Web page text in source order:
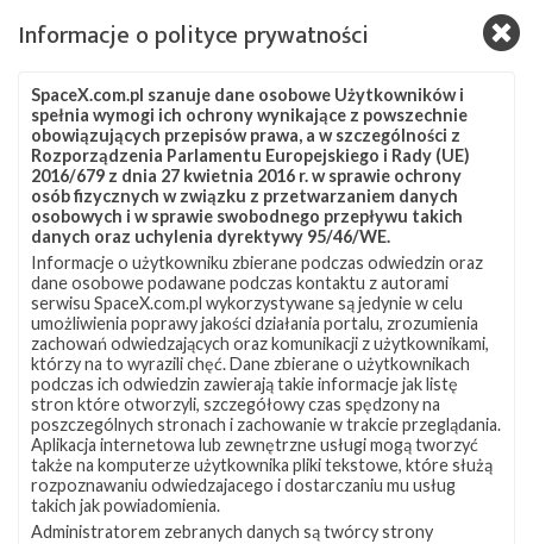
Test statyczny przed misją przeprowadzono 12
listopada. Rakieta została ustawiona na platformie
startowej, a jej zbiorniki wypełniono paliwem (RP-1) i
ciekłym tlenem (LOX). Następnie uruchomiono na około
6 sekund dziewięć silników Merlin 1D w pierwszym
stopniu rakiety, przy czym rakieta była ciągle
utrzymywana na stanowisku startowym. Po tym
zbiorniki zostały opróżnione, a rakieta wróciła do
hangaru, gdzie na jej szczycie zainstalowano ładunek,
który wyniesie w kosmos. Tym razem test statyczny był
nieco dłuższy niż zazwyczaj. Typowe odpalenie silników
trwa około 3,5 sekundy. Nie wiadomo, dlaczego tym
razem zdecydowano się na kilka dodatkowych sekund
testu. Możliwe, że test przedłużono na życzenie klienta.
Start z misją Zuma będzie prawdopodobnie ostatnim
Informacje o polityce prywatności
SpaceX.com.pl szanuje dane osobowe Użytkowników i
spełnia wymogi ich ochrony wynikające z powszechnie
obowiązujących przepisów prawa, a w szczególności z
Rozporządzenia Parlamentu Europejskiego i Rady (UE)
2016/679 z dnia 27 kwietnia 2016 r. w sprawie ochrony
osób fizycznych w związku z przetwarzaniem danych
osobowych i w sprawie swobodnego przepływu takich
danych oraz uchylenia dyrektywy 95/46/WE.
Informacje o użytkowniku zbierane podczas odwiedzin oraz
dane osobowe podawane podczas kontaktu z autorami
serwisu SpaceX.com.pl wykorzystywane są jedynie w celu
umożliwienia poprawy jakości działania portalu, zrozumienia
zachowań odwiedzających oraz komunikacji z użytkownikami,
którzy na to wyrazili chęć. Dane zbierane o użytkownikach
podczas ich odwiedzin zawierają takie informacje jak listę
stron które otworzyli, szczegółowy czas spędzony na
poszczególnych stronach i zachowanie w trakcie przeglądania.
Aplikacja internetowa lub zewnętrzne usługi mogą tworzyć
także na komputerze użytkownika pliki tekstowe, które służą
rozpoznawaniu odwiedzajacego i dostarczaniu mu usług
takich jak powiadomienia.
Administratorem zebranych danych są twórcy strony